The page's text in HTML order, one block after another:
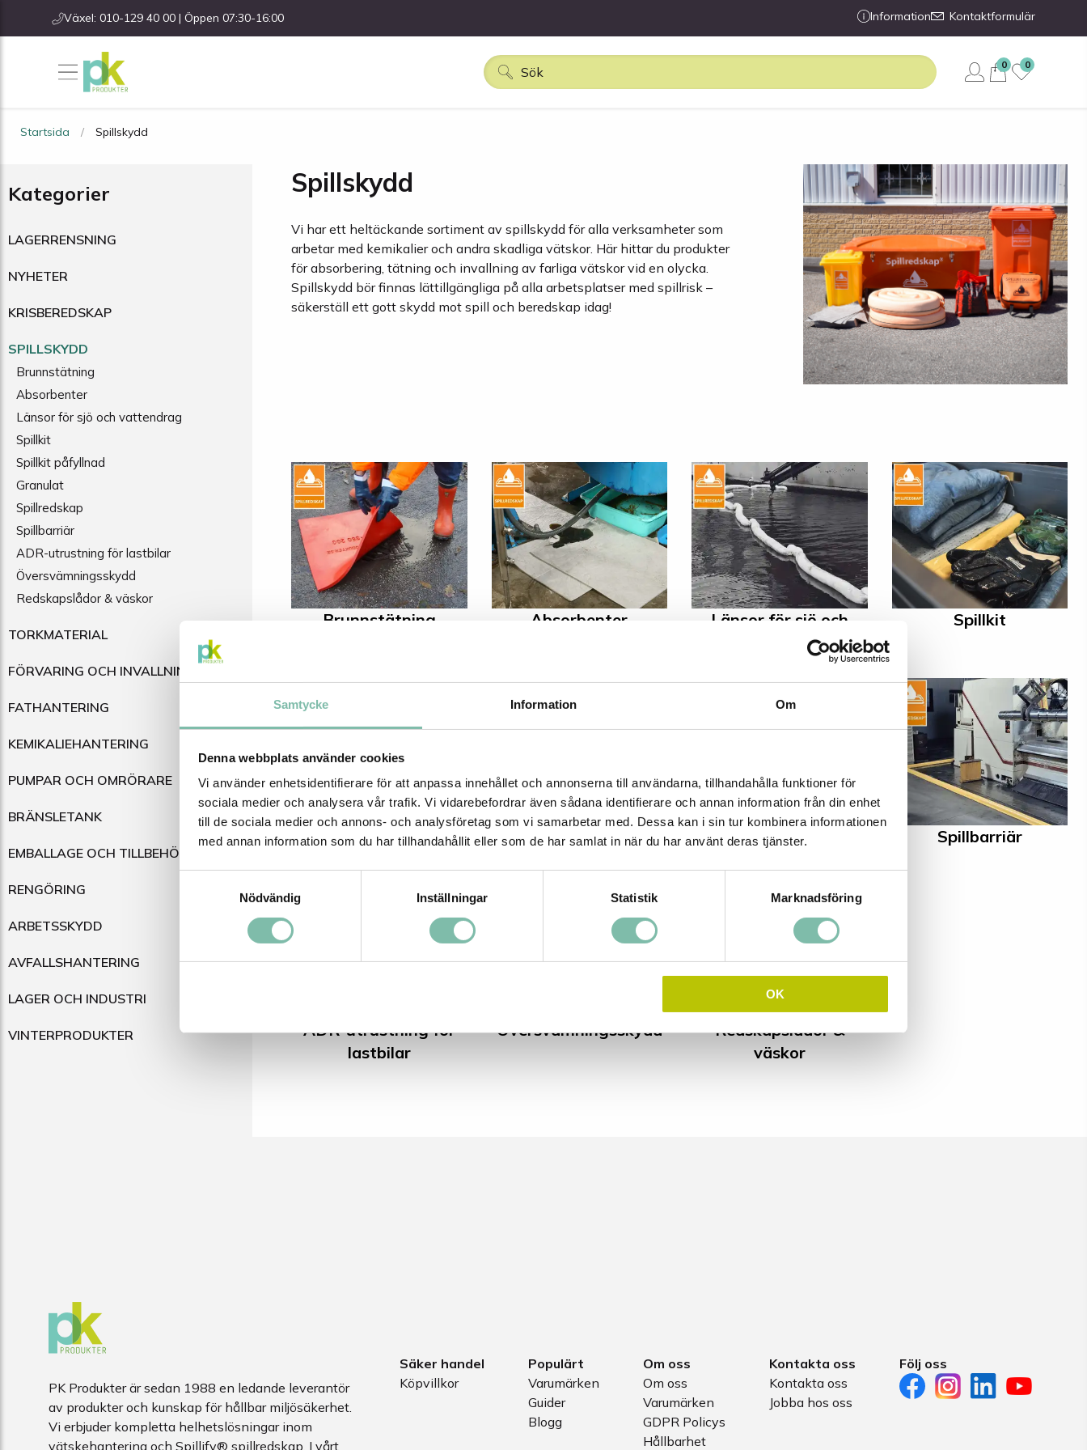
Samtycke Information Om
Denna webbplats använder cookies
Vi använder enhetsidentifierare för att anpassa innehållet och annonserna till användarna, tillhandahålla funktioner för
sociala medier och analysera vår trafik. Vi vidarebefordrar även sådana identifierare och annan information från din enhet
till de sociala medier och annons- och analysföretag som vi samarbetar med. Dessa kan i sin tur kombinera informationen
med annan information som du har tillhandahållit eller som de har samlat in när du har använt deras tjänster.
Nödvändig
Inställningar Statistik Marknadsföring
OK
Växel: 010-129 40 00 | Öppen 07:30-16:00 Information Kontaktformulär
0 0
Startsida Spillskydd
Kategorier
LAGERRENSNING
NYHETER
KRISBEREDSKAP
SPILLSKYDD
Brunnstätning
Absorbenter
Länsor för sjö och vattendrag
Spillkit
Spillkit påfyllnad
Granulat
Spillredskap
Spillbarriär
ADR-utrustning för lastbilar
Översvämningsskydd
Redskapslådor & väskor
TORKMATERIAL
FÖRVARING OCH INVALLNING
FATHANTERING
KEMIKALIEHANTERING
PUMPAR OCH OMRÖRARE
BRÄNSLETANK
EMBALLAGE OCH TILLBEHÖR
RENGÖRING
ARBETSSKYDD
AVFALLSHANTERING
LAGER OCH INDUSTRI
VINTERPRODUKTER
Spillskydd
Vi har ett heltäckande sortiment av spillskydd för alla verksamheter som
arbetar med kemikalier och andra skadliga vätskor. Här hittar du produkter
för absorbering, tätning och invallning av farliga vätskor vid en olycka.
Spillskydd bör finnas lättillgängliga på alla arbetsplatser med spillrisk –
säkerställ ett gott skydd mot spill och beredskap idag!
Brunnstätning Absorbenter
Länsor för sjö och
vattendrag
Spillkit
Spillkit påfyllnad Granulat Spillredskap Spillbarriär
ADR-utrustning för
lastbilar
Översvämningsskydd
Redskapslådor &
väskor
PK Produkter är sedan 1988 en ledande leverantör
av produkter och kunskap för hållbar miljösäkerhet.
Vi erbjuder kompletta helhetslösningar inom
vätskehantering och Spillify® spillredskap. I vårt
Säker handel
Köpvillkor
Populärt
Varumärken
Guider
Blogg
Om oss
Om oss
Varumärken
GDPR Policys
Hållbarhet
Kontakta oss
Kontakta oss
Jobba hos oss
Följ oss